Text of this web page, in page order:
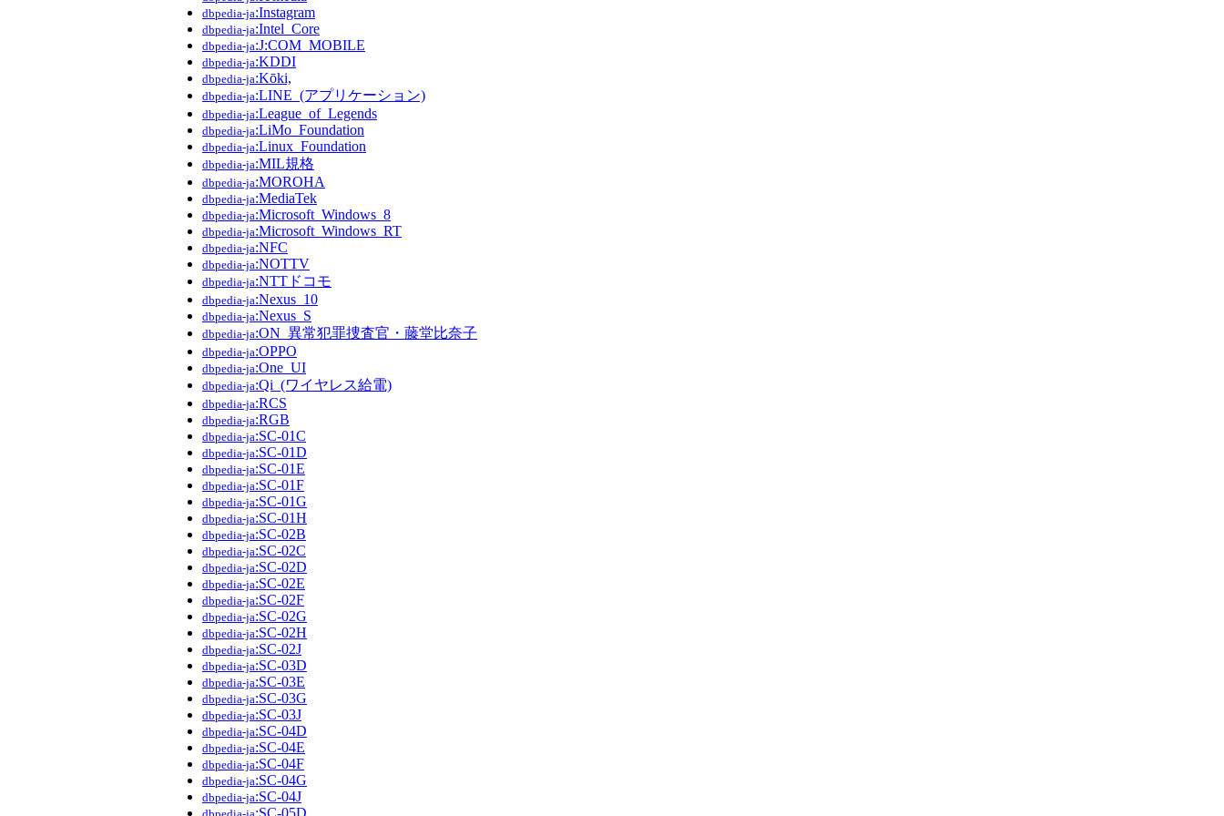
dbpedia-ja:Instagram
dbpedia-ja:Intel_Core
dbpedia-ja:J:COM_MOBILE
dbpedia-ja:KDDI
dbpedia-ja:Kōki,
dbpedia-ja:LINE_(アプリケーション)
dbpedia-ja:League_of_Legends
dbpedia-ja:LiMo_Foundation
dbpedia-ja:Linux_Foundation
dbpedia-ja:MIL規格
dbpedia-ja:MOROHA
dbpedia-ja:MediaTek
dbpedia-ja:Microsoft_Windows_8
dbpedia-ja:Microsoft_Windows_RT
dbpedia-ja:NFC
dbpedia-ja:NOTTV
dbpedia-ja:NTTドコモ
dbpedia-ja:Nexus_10
dbpedia-ja:Nexus_S
dbpedia-ja:ON_異常犯罪捜査官・藤堂比奈子
dbpedia-ja:OPPO
dbpedia-ja:One_UI
dbpedia-ja:Qi_(ワイヤレス給電)
dbpedia-ja:RCS
dbpedia-ja:RGB
dbpedia-ja:SC-01C
dbpedia-ja:SC-01D
dbpedia-ja:SC-01E
dbpedia-ja:SC-01F
dbpedia-ja:SC-01G
dbpedia-ja:SC-01H
dbpedia-ja:SC-02B
dbpedia-ja:SC-02C
dbpedia-ja:SC-02D
dbpedia-ja:SC-02E
dbpedia-ja:SC-02F
dbpedia-ja:SC-02G
dbpedia-ja:SC-02H
dbpedia-ja:SC-02J
dbpedia-ja:SC-03D
dbpedia-ja:SC-03E
dbpedia-ja:SC-03G
dbpedia-ja:SC-03J
dbpedia-ja:SC-04D
dbpedia-ja:SC-04E
dbpedia-ja:SC-04F
dbpedia-ja:SC-04G
dbpedia-ja:SC-04J
:SC-05D